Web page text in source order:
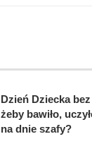
Dzień Dziecka
żeby bawiło,
na dnie szafy?